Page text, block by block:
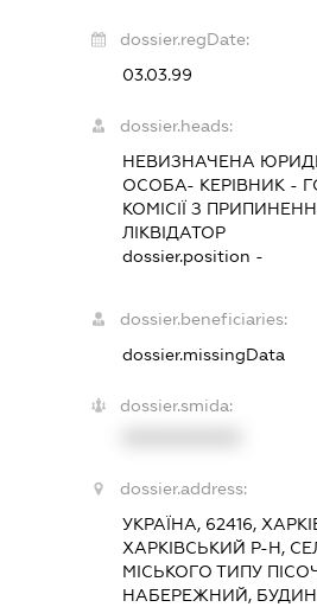
dossier.regDate:
03.03.99
dossier.heads:
НЕВИЗНАЧЕНА
ОСОБА- КЕРІВНИК -
КОМІСІЇ З
ЛІКВІДАТОР
dossier.position -
dossier.beneficiaries:
dossier.missingData
dossier.smida:
dossier.address:
УКРАЇНА, 62416,
ХАРКІВСЬКИЙ Р-Н,
МІСЬКОГО ТИПУ
НАБЕРЕЖНИЙ,